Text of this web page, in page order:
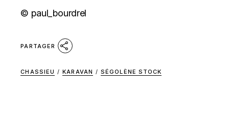
© paul_bourdrel
PARTAGER
CHASSIEU / KARAVAN / SÉGOLÈNE STOCK